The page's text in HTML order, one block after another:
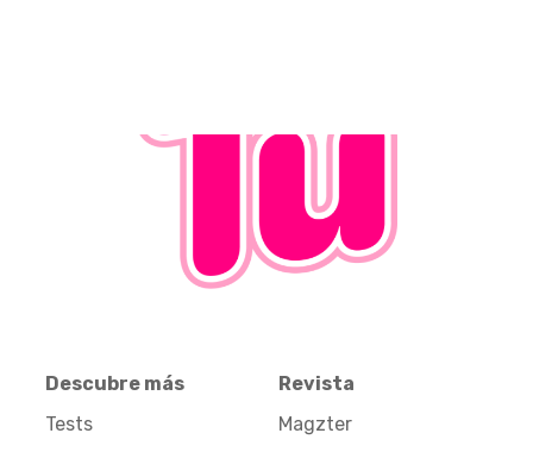
Descubre más
Tests
Revista
Magzter